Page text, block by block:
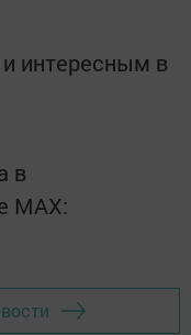
интересным в
в
MАХ: